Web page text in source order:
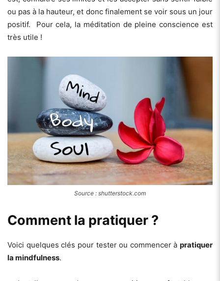
ou pas à la hauteur, et donc finalement se voir sous un jour
positif. Pour cela, la méditation de pleine conscience est
très utile !
Source : shutterstock.com
Comment la pratiquer ?
Voici quelques clés pour tester ou commencer à pratiquer
la mindfulness.